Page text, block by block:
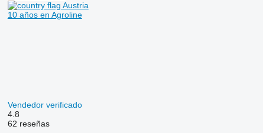
Austria
10 años en Agroline
Vendedor verificado
4.8
62 reseñas